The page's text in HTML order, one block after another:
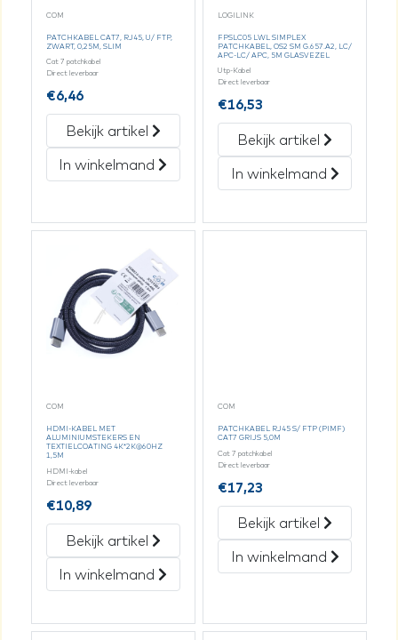
COM
PATCHKABEL CAT7, RJ45, U/ FTP,
ZWART, 0,25M, SLIM
Cat 7 patchkabel
Direct leverbaar
€6,46
Bekijk artikel
In winkelmand
LOGILINK
FPSLC05 LWL SIMPLEX
PATCHKABEL, OS2 SM G.657.A2, LC/
APC-LC/ APC, 5M GLASVEZEL
Utp-Kabel
Direct leverbaar
€16,53
Bekijk artikel
In winkelmand
COM
HDMI-KABEL MET
ALUMINIUMSTEKERS EN
TEXTIELCOATING 4K*2K@60HZ
1,5M
HDMI-kabel
Direct leverbaar
€10,89
Bekijk artikel
In winkelmand
COM
PATCHKABEL RJ45 S/ FTP (PIMF)
CAT7 GRIJS 5,0M
Cat 7 patchkabel
Direct leverbaar
€17,23
Bekijk artikel
In winkelmand